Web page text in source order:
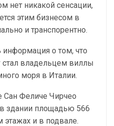
нет никакой сенсации,
этим бизнесом в
и транспорентно.
о том, что
владельцем виллы
моря в Италии.
Сан Феличе Чирчео
здании площадью 566
этажах и в подвале.